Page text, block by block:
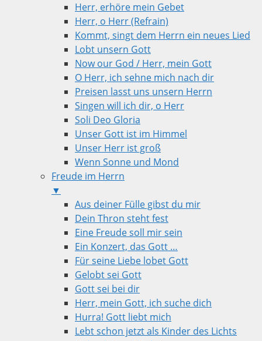
Herr, erhöre mein Gebet
Herr, o Herr (Refrain)
Kommt, singt dem Herrn ein neues Lied
Lobt unsern Gott
Now our God / Herr, mein Gott
O Herr, ich sehne mich nach dir
Preisen lasst uns unsern Herrn
Singen will ich dir, o Herr
Soli Deo Gloria
Unser Gott ist im Himmel
Unser Herr ist groß
Wenn Sonne und Mond
Freude im Herrn
▼
Aus deiner Fülle gibst du mir
Dein Thron steht fest
Eine Freude soll mir sein
Ein Konzert, das Gott …
Für seine Liebe lobet Gott
Gelobt sei Gott
Gott sei bei dir
Herr, mein Gott, ich suche dich
Hurra! Gott liebt mich
Lebt schon jetzt als Kinder des Lichts